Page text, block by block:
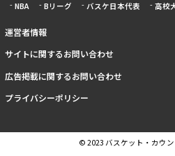
NBA Bリーグ バスケ日本代表 高校
運営者情報
サイトに関するお問い合わせ
広告掲載に関するお問い合わせ
プライバシーポリシー
© 2023 バスケット・カウ